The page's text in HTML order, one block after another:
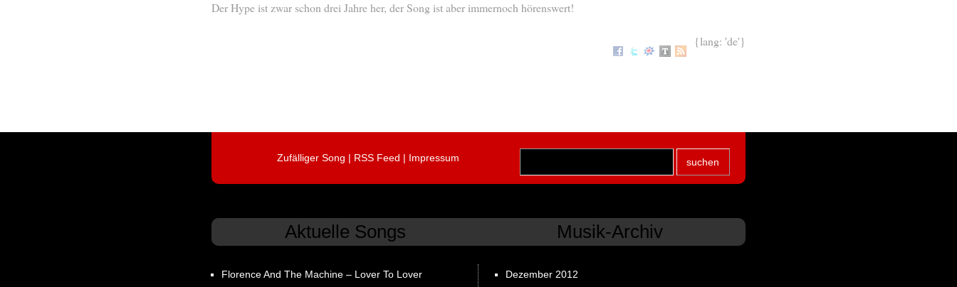
Der Hype ist zwar schon drei Jahre her, der Song ist aber immernoch hörenswert!
{lang: 'de'}
Zufälliger Song | RSS Feed | Impressum
Aktuelle Songs
Florence And The Machine – Lover To Lover
Musik-Archiv
Dezember 2012